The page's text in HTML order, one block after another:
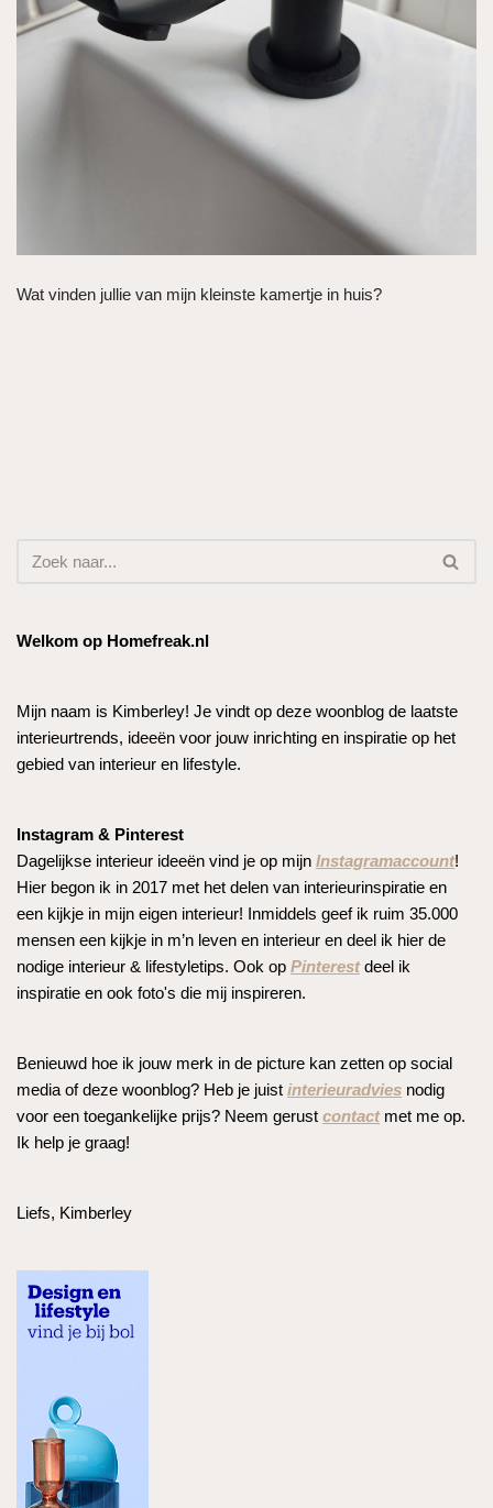
Wat vinden jullie van mijn kleinste kamertje in huis?
Welkom op Homefreak.nl
Mijn naam is Kimberley! Je vindt op deze woonblog de laatste
interieurtrends, ideeën voor jouw inrichting en inspiratie op het
gebied van interieur en lifestyle.
Instagram & Pinterest
Dagelijkse interieur ideeën vind je op mijn Instagramaccount!
Hier begon ik in 2017 met het delen van interieurinspiratie en
een kijkje in mijn eigen interieur! Inmiddels geef ik ruim 35.000
mensen een kijkje in m’n leven en interieur en deel ik hier de
nodige interieur & lifestyletips. Ook op Pinterestdeel ik
inspiratie en ook foto's die mij inspireren.
Benieuwd hoe ik jouw merk in de picture kan zetten op social
media of deze woonblog? Heb je juist interieuradvies nodig
voor een toegankelijke prijs? Neem gerust contactmet me op.
Ik help je graag!
Liefs, Kimberley